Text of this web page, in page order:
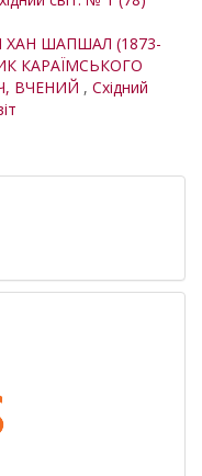
ХАН ШАПШАЛ (1873-
КАРАЇМСЬКОГО
ВЧЕНИЙ , Східний